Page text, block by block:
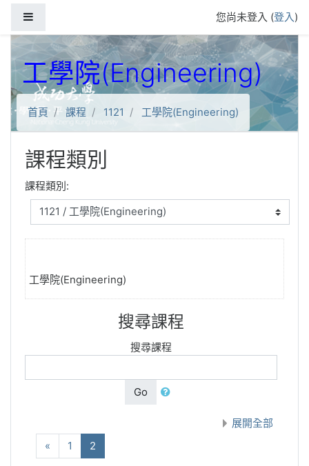
您尚未登入 (登入)
工學院(Engineering)
首頁 課程 1121 工學院(Engineering)
課程類別
課程類別:
工學院(Engineering)
搜尋課程
搜尋課程
Go
展開全部
« 向前1 2